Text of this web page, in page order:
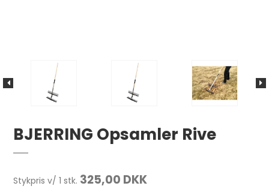
BJERRING Opsamler Rive
Stykpris v/ 1 stk. 325,00 DKK